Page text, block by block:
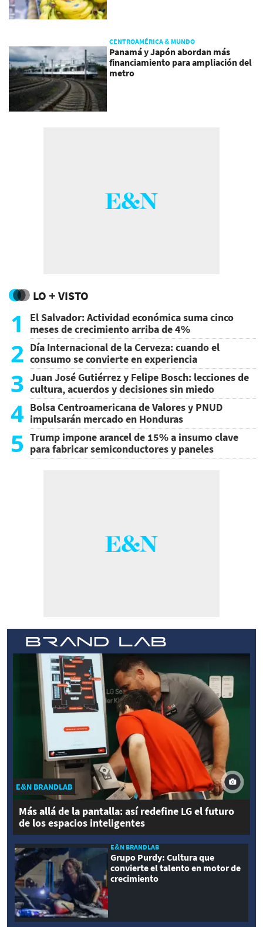
CENTROAMÉRICA & MUNDO
Panamá y Japón abordan más
financiamiento para ampliación del
metro
LO + VISTO
1
El Salvador: Actividad económica suma cinco
meses de crecimiento arriba de 4%
2 Día Internacional de la Cerveza: cuando el
consumo se convierte en experiencia
3 Juan José Gutiérrez y Felipe Bosch: lecciones de
cultura, acuerdos y decisiones sin miedo
4 Bolsa Centroamericana de Valores y PNUD
impulsarán mercado en Honduras
5 Trump impone arancel de 15% a insumo clave
para fabricar semiconductores y paneles
E&N BRANDLAB
Más allá de la pantalla: así redefine LG el futuro
de los espacios inteligentes
E&N BRANDLAB
Grupo Purdy: Cultura que
convierte el talento en motor de
crecimiento